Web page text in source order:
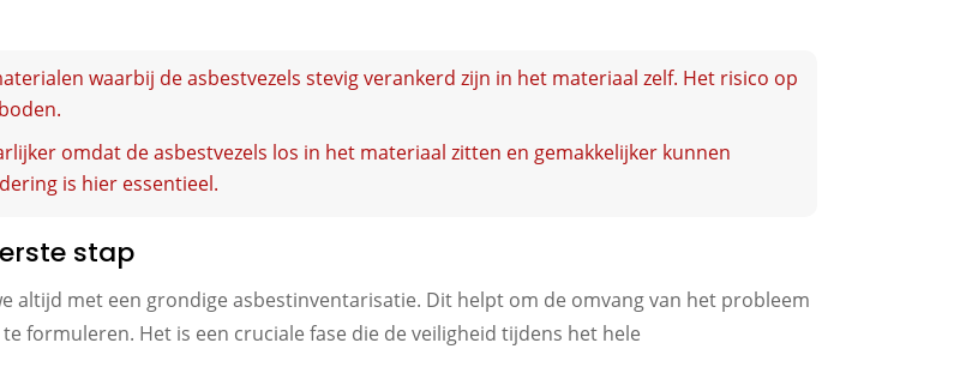
waarbij de asbestvezels stevig verankerd zijn in het materiaal zelf. Het risico op
omdat de asbestvezels los in het materiaal zitten en gemakkelijker kunnen
is hier essentieel.
stap
altijd met een grondige asbestinventarisatie. Dit helpt om de omvang van het probleem
formuleren. Het is een cruciale fase die de veiligheid tijdens het hele